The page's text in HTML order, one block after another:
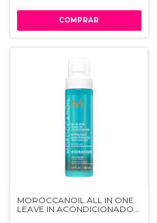
MOROCCANOIL ALL IN ONE
LEAVE IN ACONDICIONADOR